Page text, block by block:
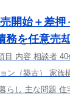
開始＋差
務を任意売
目 内容 相談者
ン（築古） 家族
らし 主な問題